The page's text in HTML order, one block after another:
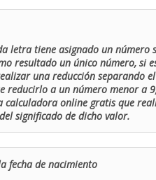
letra tiene asignado un número
resultado un único número, si
una reducción separando
reducirlo a un número menor a
calculadora online gratis que
significado de dicho valor.
fecha de nacimiento